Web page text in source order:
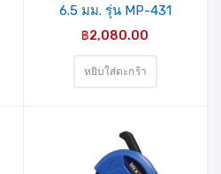
6.5 มม. รุ่น MP-431
MIXPRO
฿2,080.00
หยิบใส่ตะกร้า